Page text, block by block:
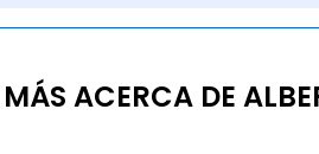
ACERCA DE